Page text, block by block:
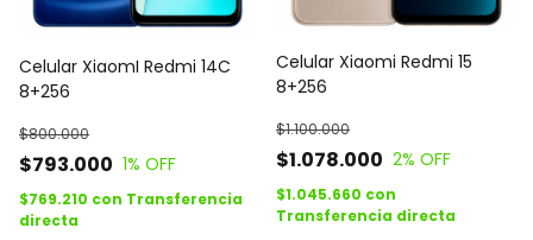
Celular XiaomI Redmi 14C
8+256
$793.000
$800.000
1% OFF
$769.210 con Transferencia
directa
Celular Xiaomi Redmi 15
8+256
$1.078.000
$1.100.000
2% OFF
$1.045.660 con
Transferencia directa